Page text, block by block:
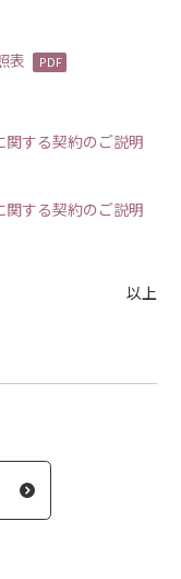
表
する契約のご説明
する契約のご説明
以上